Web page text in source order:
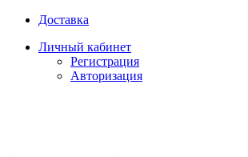
Доставка
Личный кабинет
Регистрация
Авторизация